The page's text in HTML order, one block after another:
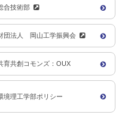
合技術部
団法人 岡山工学振興会
育共創コモンズ：OUX
境理工学部ポリシー